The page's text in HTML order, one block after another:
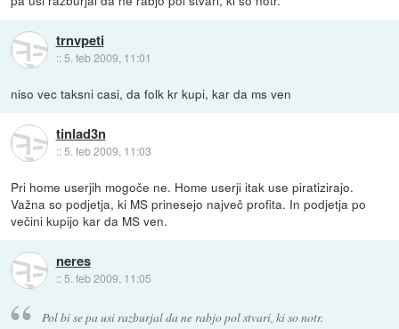
trnvpeti
:: 5. feb 2009, 11:01
niso vec taksni casi, da folk kr kupi, kar da ms ven
tinlad3n
::5. feb 2009, 11:03
Pri home userjih mogoče ne. Home userji itak use piratizirajo.
Važna so podjetja, ki MS prinesejo največ profita. In podjetja po
večini kupijo kar da MS ven.
neres
:: 5. feb 2009, 11:05
Pol bi se pa usi razburjal da ne rabjo pol stvari, ki so notr.